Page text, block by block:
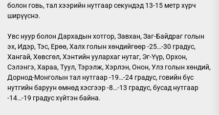
болон говь, тал хээрийн нутгаар секундэд 13-15 метр хүрч
ширүүснэ.
Увс нуур болон Дархадын хотгор, Завхан, Заг-Байдраг голын
эх, Идэр, Тэс, Ерөө, Халх голын хөндийгөөр -25…-30 градус,
Хангай, Хөвсгөл, Хэнтийн уулархаг нутаг, Эг-Үүр, Орхон,
Сэлэнгэ, Хараа, Туул, Тэрэлж, Хэрлэн, Онон, Улз голын хөндий,
Дорнод-Монголын тал нутгаар -19…-24 градус, говийн бүс
нутгийн баруун өмнөд хэсгээр -8…-13 градус, бусад нутгаар
-14…-19 градус хүйтэн байна.